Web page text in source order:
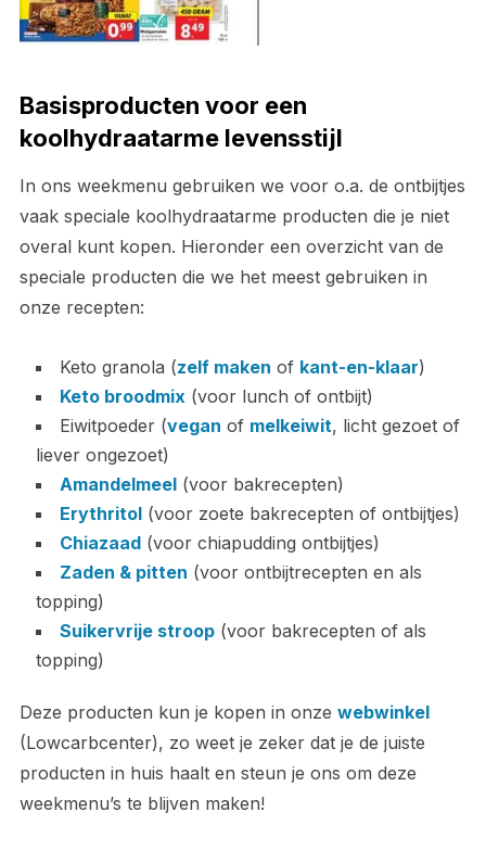
Basisproducten voor een
koolhydraatarme levensstijl
In ons weekmenu gebruiken we voor o.a. de ontbijtjes
vaak speciale koolhydraatarme producten die je niet
overal kunt kopen. Hieronder een overzicht van de
speciale producten die we het meest gebruiken in
onze recepten:
Keto granola (zelf maken of kant-en-klaar)
Keto broodmix(voor lunch of ontbijt)
Eiwitpoeder (vegan of melkeiwit, licht gezoet of
liever ongezoet)
Amandelmeel(voor bakrecepten)
Erythritol(voor zoete bakrecepten of ontbijtjes)
Chiazaad(voor chiapudding ontbijtjes)
Zaden & pitten (voor ontbijtrecepten en als
topping)
Suikervrije stroop(voor bakrecepten of als
topping)
Deze producten kun je kopen in onze webwinkel
(Lowcarbcenter), zo weet je zeker dat je de juiste
producten in huis haalt en steun je ons om deze
weekmenu’s te blijven maken!